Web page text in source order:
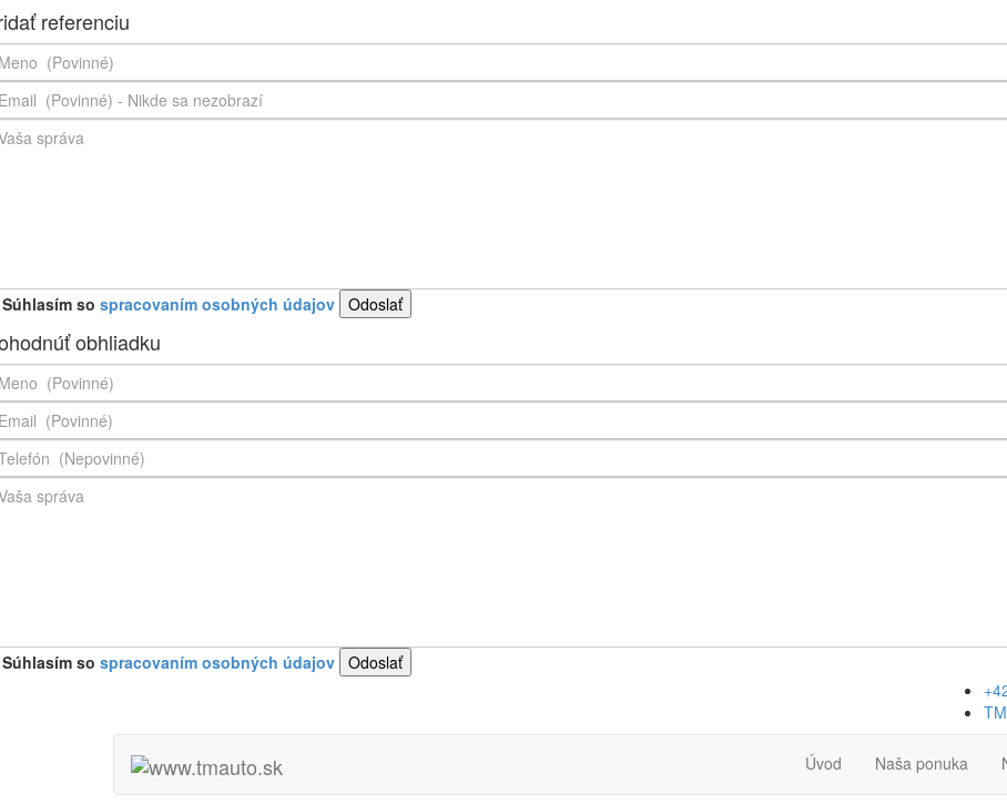
referenciu
so spracovaním osobných údajov
obhliadku
so spracovaním osobných údajov
Úvod Naša ponuka